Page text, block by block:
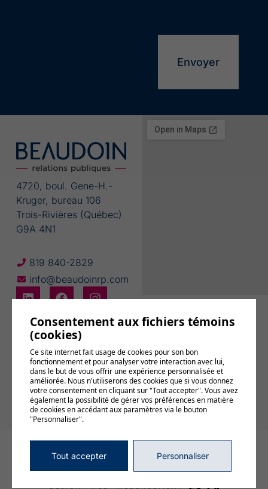
4720, boul. Gene-H.-
Kruger, bureau 106
Trois-Rivières (Québec)
G9A 4N1
819 840-2829
info@beaudoinrp.com
Abonnez-vous
à notre
infolettre
© 2026, Tous droits réservés, BEAUDOIN relations publiques
Gérer mes témoins (cookies)
Conditions d’utilisation et politique de confidentialité
Consentement aux fichiers témoins
(cookies)
Ce site internet fait usage de cookies pour son bon
fonctionnement et pour analyser votre interaction avec lui,
dans le but de vous offrir une expérience personnalisée et
améliorée. Nous n'utiliserons des cookies que si vous donnez
votre consentement en cliquant sur "Tout accepter". Vous avez
également la possibilité de gérer vos préférences en matière
de cookies en accédant aux paramètres via le bouton
"Personnaliser".
Tout accepter Personnaliser